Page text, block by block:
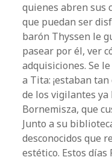
quienes abren sus
que puedan ser
barón Thyssen le
pasear por él, ver
adquisiciones. Se
a Tita: ¡estaban
de los vigilantes
Bornemisza, que
Junto a su
desconocidos que
estético. Estos